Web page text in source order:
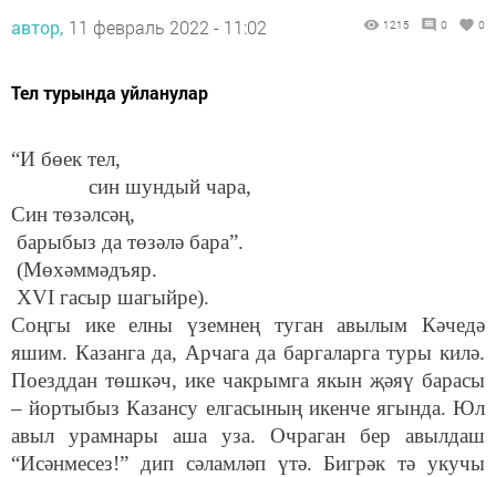
автор, 11 февраль 2022 - 11:02 1215 0 0
Тел турында уйланулар
“И бөек тел,
син шундый чара,
Син төзәлсәң,
барыбыз да төзәлә бара”.
(Мөхәммәдъяр.
XVI гасыр шагыйре).
Соңгы ике елны үземнең туган авылым Кәчедә
яшим. Казанга да, Арчага да баргаларга туры килә.
Поезддан төшкәч, ике чакрымга якын җәяү барасы
– йортыбыз Казансу елгасының икенче ягында. Юл
авыл урамнары аша уза. Очраган бер авылдаш
“Исәнмесез!” дип сәламләп үтә. Бигрәк тә укучы